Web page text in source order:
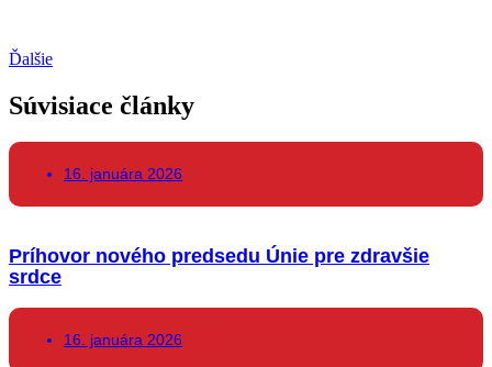
Ďalšie
Súvisiace články
16. januára 2026
Príhovor nového predsedu Únie pre zdravšie
srdce
16. januára 2026